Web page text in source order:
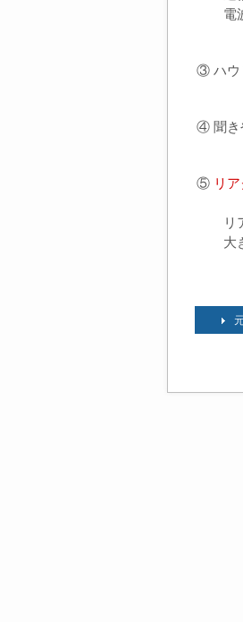
電波
③ ハウ
④ 聞き
⑤ リ
リア
大き